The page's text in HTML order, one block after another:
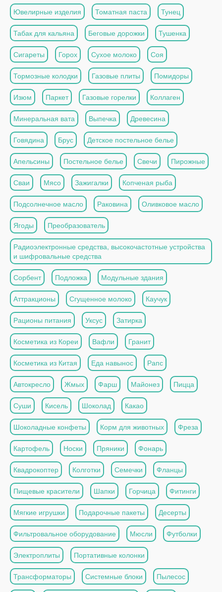
Ювелирные изделия Томатная паста Тунец
Табак для кальяна Беговые дорожки Тушенка
Сигареты Горох Сухое молоко Соя
Тормозные колодки Газовые плиты Помидоры
Изюм Паркет Газовые горелки Коллаген
Минеральная вата Выпечка Древесина
Говядина Брус Детское постельное белье
Апельсины Постельное белье Свечи Пирожные
Сваи Мясо Зажигалки Копченая рыба
Подсолнечное масло Раковина Оливковое масло
Ягоды Преобразователь
Радиоэлектронные средства, высокочастотные устройства
и шифровальные средства
Сорбент Подложка Модульные здания
Аттракционы Сгущенное молоко Каучук
Рационы питания Уксус Затирка
Косметика из Кореи Вафли Гранит
Косметика из Китая Еда навынос Рапс
Автокресло Жмых Фарш Майонез Пицца
Суши Кисель Шоколад Какао
Шоколадные конфеты Корм для животных Фреза
Картофель Носки Пряники Фонарь
Квадрокоптер Колготки Семечки Фланцы
Пищевые красители Шапки Горчица Фитинги
Мягкие игрушки Подарочные пакеты Десерты
Фильтровальное оборудование Мюсли Футболки
Электроплиты Портативные колонки
Трансформаторы Системные блоки Пылесос